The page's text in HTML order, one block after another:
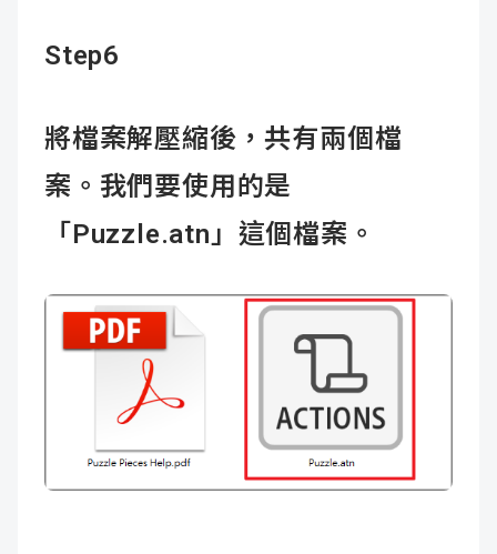
Step6
將檔案解壓縮後，共有兩個檔
案。我們要使用的是
「Puzzle.atn」這個檔案。